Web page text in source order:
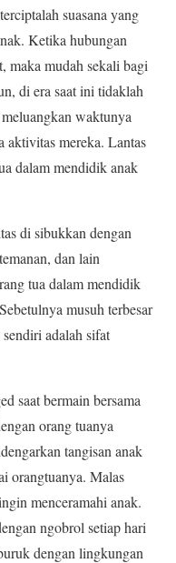
suasana yang
Ketika hubungan
maka mudah sekali bagi
di era saat ini tidaklah
waktunya
aktivitas mereka. Lantas
dalam mendidik anak
di sibukkan dengan
dan lain
tua dalam mendidik
musuh terbesar
adalah sifat
saat bermain bersama
orang tuanya
tangisan anak
orangtuanya. Malas
menceramahi anak.
ngobrol setiap hari
dengan lingkungan